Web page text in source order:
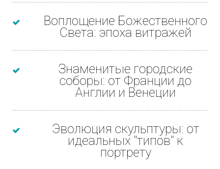
Воплощение Божественного
Света: эпоха витражей
Знаменитые городские
соборы: от Франции до
Англии и Венеции
Эволюция скульптуры: от
идеальных "типов" к
портрету